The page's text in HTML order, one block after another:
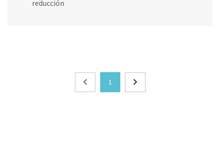
reducción
1